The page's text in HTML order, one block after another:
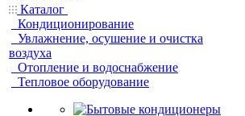
Каталог
Кондиционирование
Увлажнение, осушение и очистка
воздуха
Отопление и водоснабжение
Тепловое оборудование